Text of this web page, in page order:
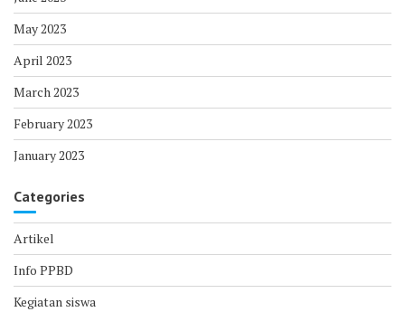
May 2023
April 2023
March 2023
February 2023
January 2023
Categories
Artikel
Info PPBD
Kegiatan siswa